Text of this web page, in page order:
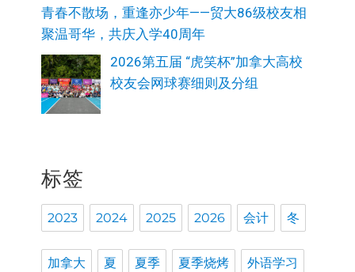
青春不散场，重逢亦少年——贸大86级校友相
聚温哥华，共庆入学40周年
2026第五届 “虎笑杯”加拿大高校
校友会网球赛细则及分组
标签
2023 2024 2025 2026 会计 冬
加拿大 夏 夏季 夏季烧烤 外语学习